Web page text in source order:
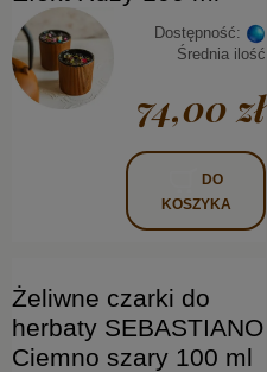
Dostępność:
Średnia ilość
74,00 zł
DO
KOSZYKA
Żeliwne czarki do
herbaty SEBASTIANO
Ciemno szary 100 ml